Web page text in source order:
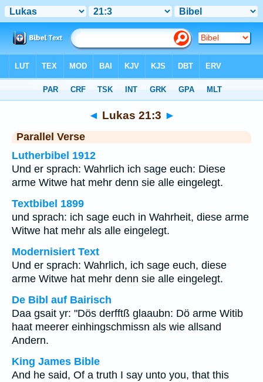
◄ Lukas 21:3 ►
Parallel Verse
Lutherbibel 1912
Und er sprach: Wahrlich ich sage euch: Diese
arme Witwe hat mehr denn sie alle eingelegt.
Textbibel 1899
und sprach: ich sage euch in Wahrheit, diese arme
Witwe hat mehr als alle eingelegt.
Modernisiert Text
Und er sprach: Wahrlich, ich sage euch, diese
arme Witwe hat mehr denn sie alle eingelegt.
De Bibl auf Bairisch
Daa gsait yr: "Dös derfftß glaaubn: Dö arme Witib
haat meerer einhingschmissn als wie allsand
Andern.
King James Bible
And he said, Of a truth I say unto you, that this